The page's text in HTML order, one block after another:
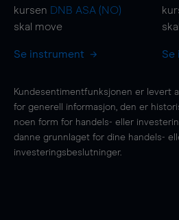
kursen DNB ASA (NO)
skal move
Se instrument
skal
Se
Kundesentimentfunksjonen er levert
for generell informasjon, den er
noen form for handels- eller
danne grunnlaget for dine handels-
investeringsbeslutninger.